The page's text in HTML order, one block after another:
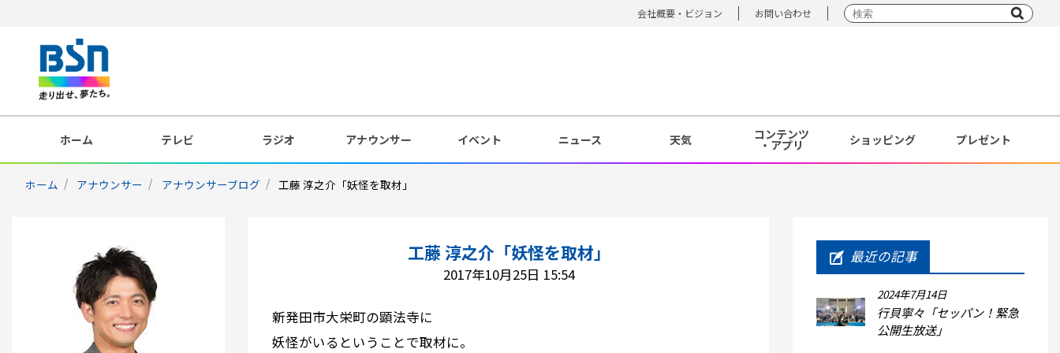
会社概要・ビジョン お問い合わせ
ホーム テレビ ラジオ アナウンサー イベント ニュース 天気 コンテンツ
・アプリ ショッピング プレゼント
ホーム アナウンサー アナウンサーブログ 工藤 淳之介「妖怪を取材」
工藤 淳之介「妖怪を取材」
2017年10月25日 15:54
新発田市大栄町の顕法寺に
妖怪がいるということで取材に。
最近の記事
2024年7月14日
行貝寧々「セッパン！緊急
公開生放送」